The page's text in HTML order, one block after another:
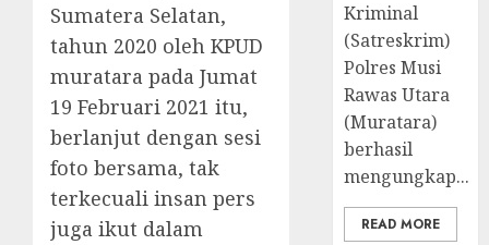
Sumatera Selatan,
tahun 2020 oleh KPUD
muratara pada Jumat
19 Februari 2021 itu,
berlanjut dengan sesi
foto bersama, tak
terkecuali insan pers
juga ikut dalam
Kriminal
(Satreskrim)
Polres Musi
Rawas Utara
(Muratara)
berhasil
mengungkap...
READ MORE